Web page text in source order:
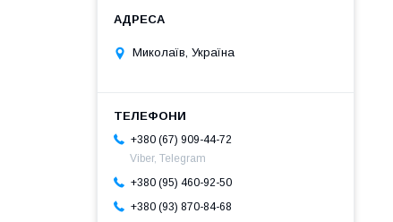
Миколаїв, Україна
+380 (67) 909-44-72
Viber, Telegram
+380 (95) 460-92-50
+380 (93) 870-84-68